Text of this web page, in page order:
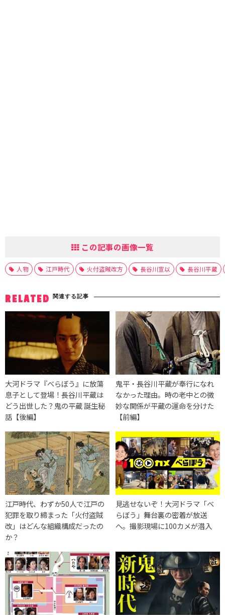
この記事の画像一覧
人物 江戸時代 火付盗賊改方 長谷川宣以 長谷川平蔵
RELATED 関連する記事
大河ドラマ『べらぼう』に放蕩
息子として登場！長谷川平蔵は
どう出世した？鬼の平蔵 誕生秘
話【後編】
鬼平・長谷川平蔵が奉行になれ
なかった理由。時の老中との微
妙な関係が平蔵の運命を分けた
【前編】
江戸時代、わずか50人で江戸の
犯罪を取り締まった「火付盗賊
改」はどんな組織構成だったの
か？
見逃せないぞ！大河ドラマ「べ
らぼう」舞台裏の密着が放送
へ。撮影現場に100カメが潜入